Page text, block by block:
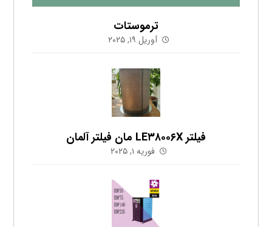
ترموستات
آوریل ۱۹, ۲۰۲۵
فیلتر LE۳۸۰۰۶X مان فیلتر آلمان
فوریه ۱, ۲۰۲۵